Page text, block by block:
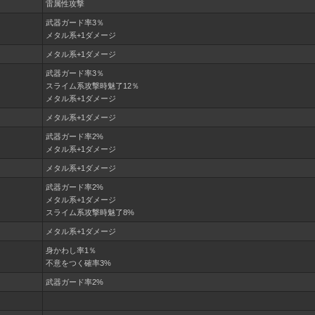
雷属性攻撃
武器ガード率3％
メタル系+1ダメージ
メタル系+1ダメージ
武器ガード率3％
スライム系攻撃時魅了12％
メタル系+1ダメージ
メタル系+1ダメージ
武器ガード率2%
メタル系+1ダメージ
メタル系+1ダメージ
武器ガード率2%
メタル系+1ダメージ
スライム系攻撃時魅了8%
メタル系+1ダメージ
身かわし率1％
不意をつく確率3%
武器ガード率2%